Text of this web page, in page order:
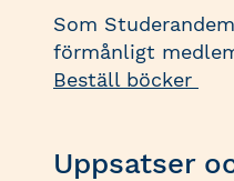
Som
förmånligt
Beställ böcker
Uppsatser